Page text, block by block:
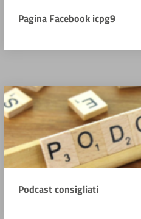
Pagina Facebook icpg9
Podcast consigliati